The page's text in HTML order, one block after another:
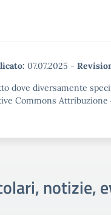
07.07.2025 -
dove diversamente
Commons Attribuzione
notizie,